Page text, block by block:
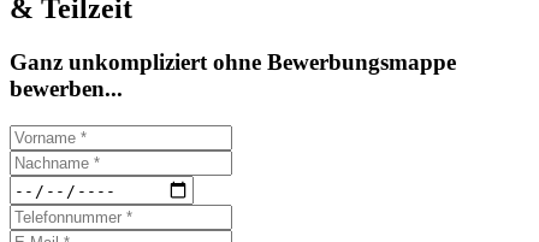
& Teilzeit
Ganz unkompliziert ohne Bewerbungsmappe
bewerben...